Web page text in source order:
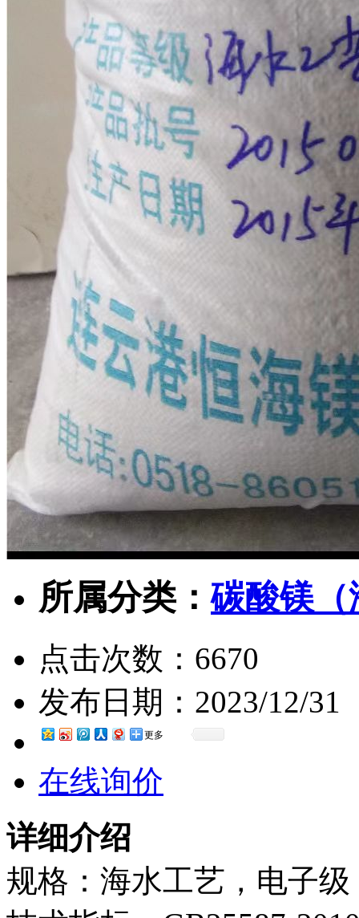
所属分类：碳酸镁（
点击次数： 6670
发布日期： 2023/12/31
更多
在线询价
详细介绍
规格：海水工艺，电子级